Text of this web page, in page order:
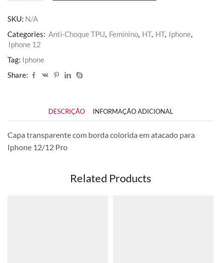
quantidade
SKU: N/A
Categories: Anti-Choque TPU, Feminino, HT, HT, Iphone,
Iphone 12
Tag: Iphone
Share:
DESCRIÇÃO INFORMAÇÃO ADICIONAL
Capa transparente com borda colorida em atacado para
Iphone 12/12 Pro
Related Products